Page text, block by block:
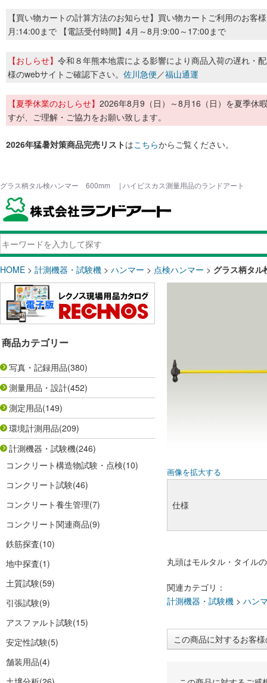
【買い物カートの計算方法のお知らせ】買い物カートご利用のお客
月:14:00まで 【電話受付時間】4月～8月:9:00～17:00まで
【おしらせ】 令和８年熊本地震による影響により商品入荷の遅れ・
様のwebサイトご確認下さい。 佐川急便／福山通運
【夏季休業のおしらせ】 2026年8月9（日）～8月16（日）を夏季休
すが、ご理解・ご協力をお願い致します。
2026年猛暑対策商品完売リストはこちらからご覧ください。
グラス柄タル検ハンマー 600mm | ハイビスカス測量用品のランドアート
HOME > 計測機器・試験機 > ハンマー > 点検ハンマー > グラス柄タ
商品カテゴリー
写真・記録用品(380)
測量用品・設計(452)
測定用品(149)
環境計測用品(209)
計測機器・試験機(246)
コンクリート構造物試験・点検(10)
コンクリート試験(46)
コンクリート養生管理(7)
コンクリート関連商品(9)
鉄筋探査(10)
地中探査(1)
土質試験(59)
引張試験(9)
アスファルト試験(15)
安定性試験(5)
舗装用品(4)
画像を拡大する
仕様
丸頭はモルタル・タイル
関連カテゴリ：
計測機器・試験機 > ハン
この商品に対するお客